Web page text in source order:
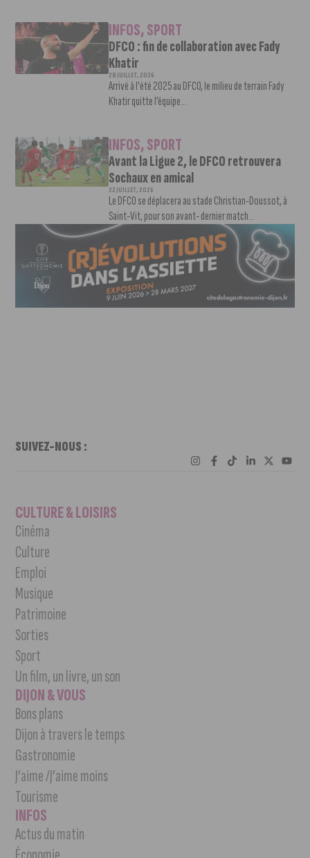
INFOS,SPORT
DFCO : fin de collaboration avec Fady
Khatir
28 JUILLET, 2026
Arrivé à l'été 2025 au DFCO, le milieu de terrain Fady
Khatir quitte l’équipe...
INFOS,SPORT
Avant la Ligue 2, le DFCO retrouvera
Sochaux en amical
22 JUILLET, 2026
Le DFCO se déplacera au stade Christian-Doussot, à
Saint-Vit, pour son avant- dernier match...
SUIVEZ-NOUS :
CULTURE & LOISIRS
Cinéma
Culture
Emploi
Musique
Patrimoine
Sorties
Sport
Un film, un livre, un son
DIJON & VOUS
Bons plans
Dijon à travers le temps
Gastronomie
J’aime /J’aime moins
Tourisme
INFOS
Actus du matin